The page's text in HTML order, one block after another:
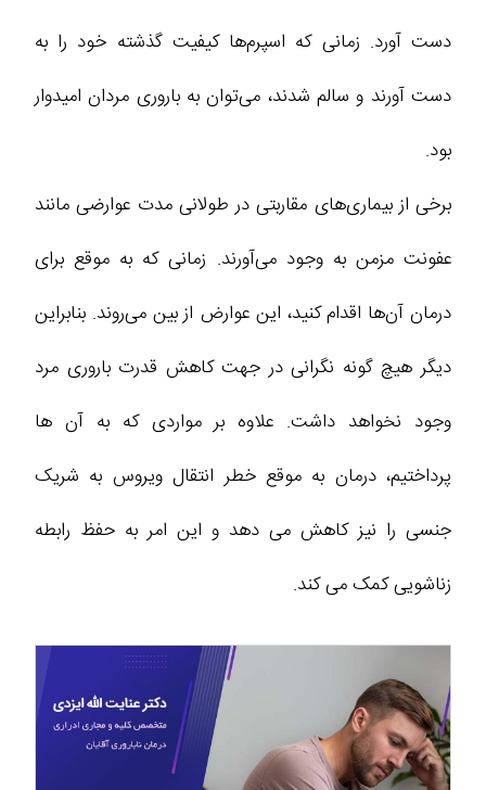
دست آورد. زمانی که اسپرم‌ها کیفیت گذشته خود را به
دست آورند و سالم شدند، می‌توان به باروری مردان امیدوار
بود.
برخی از بیماری‌های مقاربتی در طولانی مدت عوارضی مانند
عفونت مزمن به وجود می‌آورند. زمانی که به موقع برای
درمان آن‌ها اقدام کنید، این عوارض از بین می‌روند. بنابراین
دیگر هیچ گونه نگرانی در جهت کاهش قدرت باروری مرد
وجود نخواهد داشت. علاوه بر مواردی که به آن‌ ها
پرداختیم، درمان به موقع خطر انتقال ویروس به شریک
جنسی را نیز کاهش می‌ دهد و این امر به حفظ رابطه
زناشویی کمک می‌ کند.